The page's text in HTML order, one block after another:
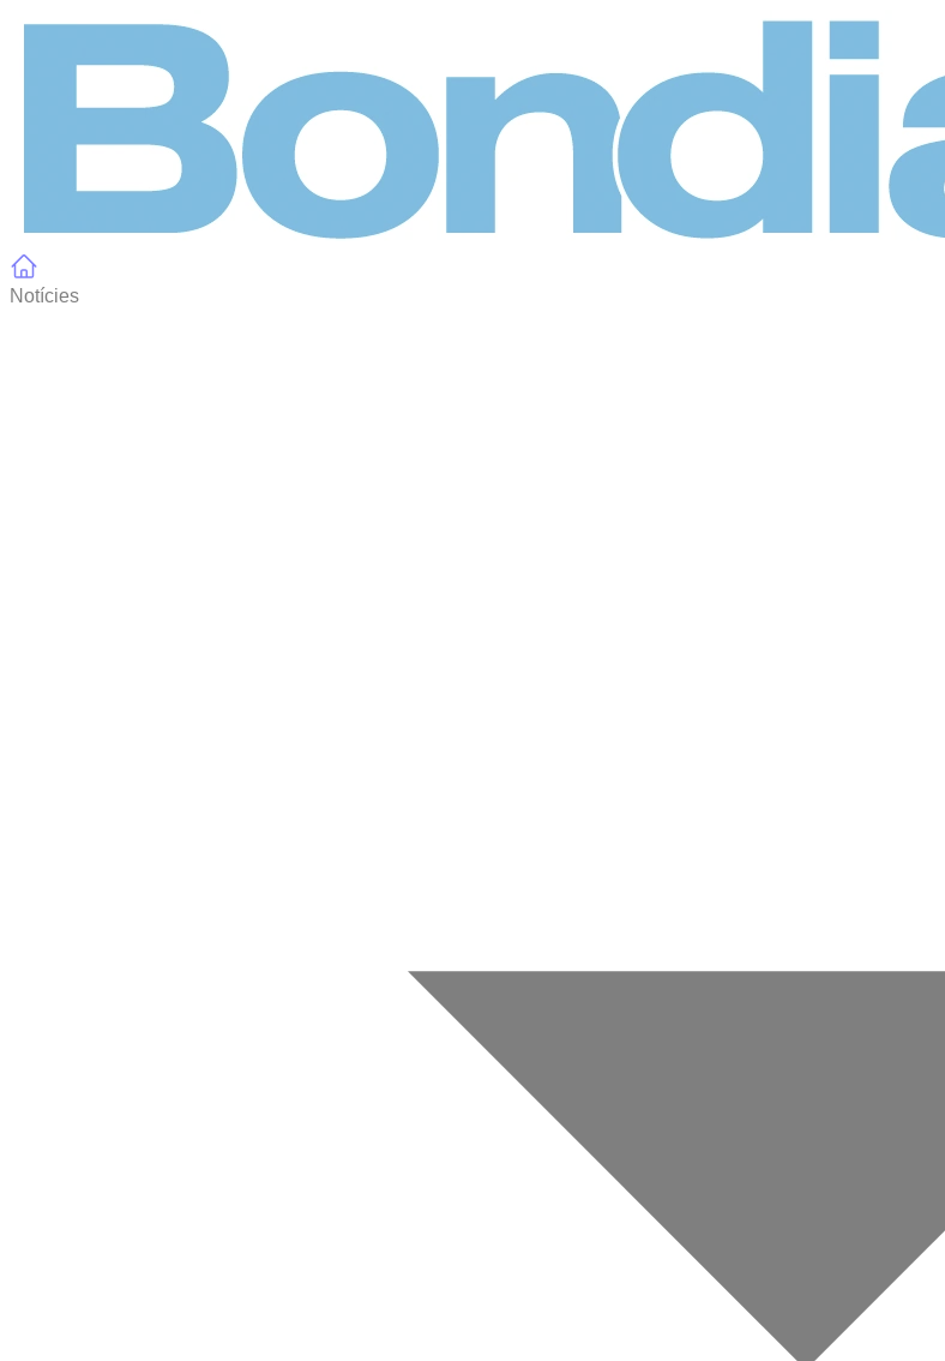
Notícies